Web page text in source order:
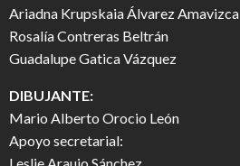
Ariadna Krupskaia Álvarez Amavizca
Rosalía Contreras Beltrán
Guadalupe Gatica Vázquez
DIBUJANTE:
Mario Alberto Orocio León
Apoyo secretarial: